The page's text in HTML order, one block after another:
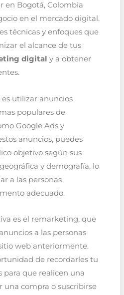
en Bogotá, Colombia
en el mercado digital.
técnicas y enfoques que
el alcance de tus
digital y a obtener
utilizar anuncios
populares de
Google Ads y
anuncios, puedes
objetivo según sus
y demografía, lo
a las personas
adecuado.
es el remarketing, que
a las personas
web anteriormente.
de recordarles tu
para que realicen una
una compra o suscribirse